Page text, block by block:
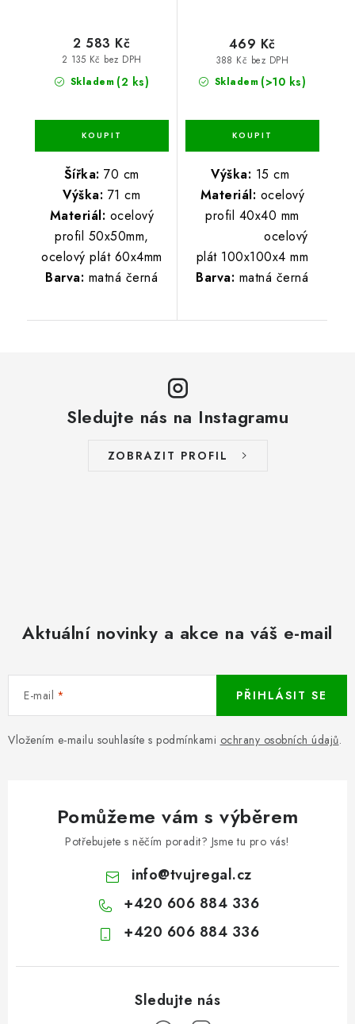
Skladem (2 ks)
2 135 Kč bez DPH
2 583 Kč
Šířka: 70 cm
Výška: 71 cm
Materiál: ocelový
profil 50x50mm,
ocelový plát 60x4mm
Barva: matná černá
Skladem (>10 ks)
388 Kč bez DPH
469 Kč
Výška: 15 cm
Materiál: ocelový
profil 40x40 mm
ocelový
plát 100x100x4 mm
Barva: matná černá
Sledujte nás na Instagramu
ZOBRAZIT PROFIL
Aktuální novinky a akce na váš e-mail
E-mail
Vložením e-mailu souhlasíte s podmínkami ochrany osobních údajů.
PŘIHLÁSIT SE
Pomůžeme vám s výběrem
Potřebujete s něčím poradit? Jsme tu pro vás!
info@tvujregal.cz
+420 606 884 336
+420 606 884 336